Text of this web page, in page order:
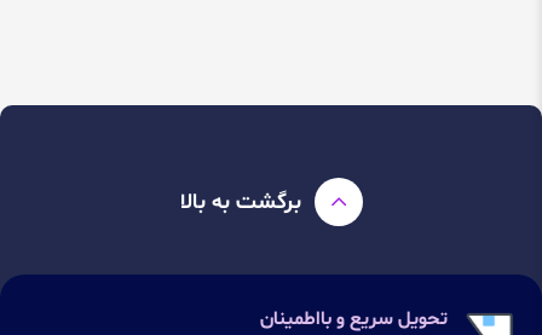
برگشت به بالا
تحویل سریع و بااطمینان